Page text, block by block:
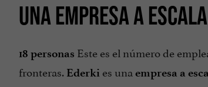
UNA EMPRESA A
18 personas Este es el número de
fronteras. Ederki es una empresa a